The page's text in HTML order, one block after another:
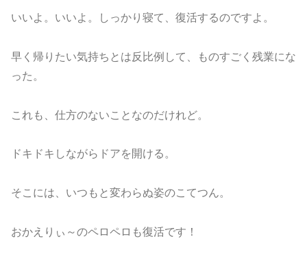
いいよ。いいよ。しっかり寝て、復活するのですよ。
早く帰りたい気持ちとは反比例して、ものすごく残業にな
った。
これも、仕方のないことなのだけれど。
ドキドキしながらドアを開ける。
そこには、いつもと変わらぬ姿のこてつん。
おかえりぃ～のペロペロも復活です！